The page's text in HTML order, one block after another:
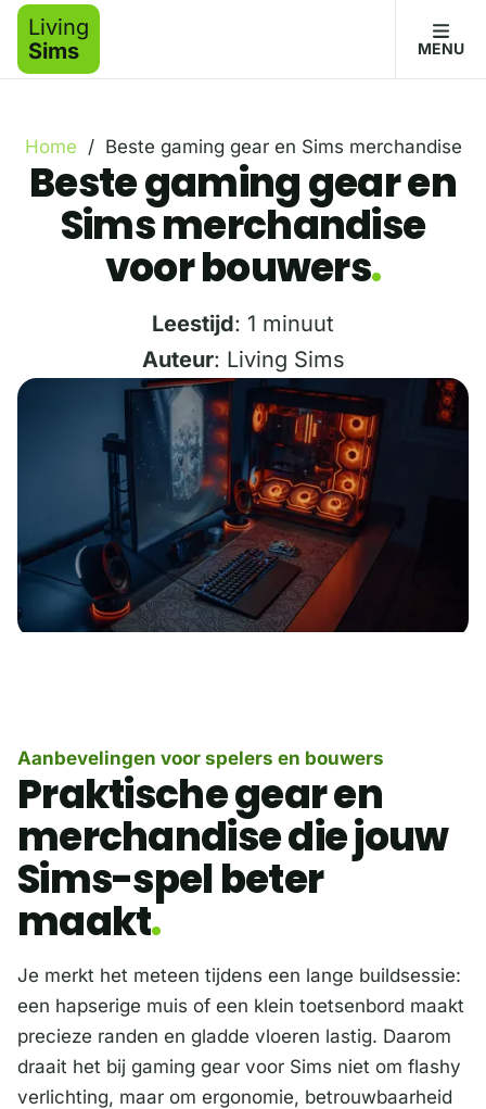
Living
Sims
MENU
Home / Beste gaming gear en Sims merchandise
Beste gaming gear en
Sims merchandise
voor bouwers
Leestijd: 1 minuut
Auteur: Living Sims
Aanbevelingen voor spelers en bouwers
Praktische gear en
merchandise die jouw
Sims-spel beter
maakt
Je merkt het meteen tijdens een lange buildsessie:
een hapserige muis of een klein toetsenbord maakt
precieze randen en gladde vloeren lastig. Daarom
draait het bij gaming gear voor Sims niet om flashy
verlichting, maar om ergonomie, betrouwbaarheid